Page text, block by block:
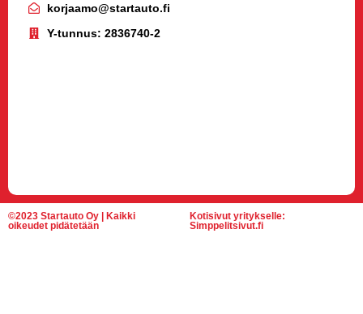
korjaamo@startauto.fi
Y-tunnus: 2836740-2
©2023 Startauto Oy | Kaikki
oikeudet pidätetään
Kotisivut yritykselle:
Simppelitsivut.fi